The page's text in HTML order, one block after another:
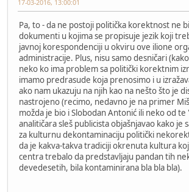
17-03-2016, 13:00:01
Pa, to - da ne postoji politička korektnost ne
dokumenti u kojima se propisuje jezik koji
javnoj korespondenciji u okviru ove ilione
administracije. Plus, nisu samo desničari
neko ko ima problem sa politički korektnim
imamo predrasude koja prenosimo i u
ako nam ukazuju na njih kao na nešto što je
nastrojeno (recimo, nedavno je na primer
možda je bio i Slobodan Antonić ili neko od te
analitičara sleš publicista objašnjavao kako je
za kulturnu dekontaminaciju politički
da je kakva-takva tradiciji okrenuta kultura
centra trebalo da predstavljaju pandan tih
devedesetih, bila kontaminirana bla bla bla).